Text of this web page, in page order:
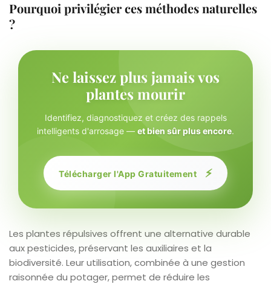
Pourquoi privilégier ces méthodes naturelles
?
Ne laissez plus jamais vos
plantes mourir
Identifiez, diagnostiquez et créez des rappels
intelligents d'arrosage — et bien sûr plus encore.
Télécharger l'App Gratuitement ⚡
Les plantes répulsives offrent une alternative durable
aux pesticides, préservant les auxiliaires et la
biodiversité. Leur utilisation, combinée à une gestion
raisonnée du potager, permet de réduire les